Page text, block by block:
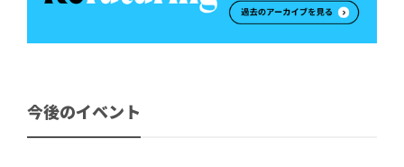
今後のイベント